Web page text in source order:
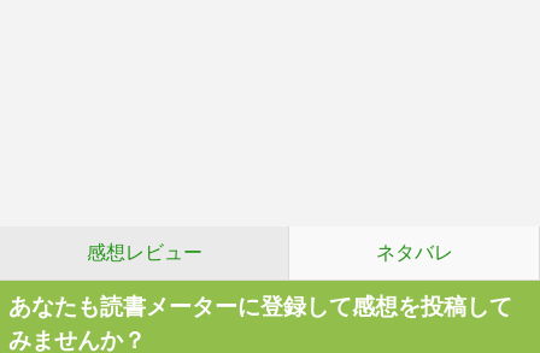
感想レビュー ネタバレ
あなたも読書メーターに登録して感想を投稿して
みませんか？